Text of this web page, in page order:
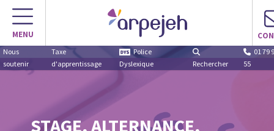
MENU
Nous
soutenir
Taxe
d'apprentissage
Police
Dyslexique
Rechercher
01 79
55
STAGE, ALTERNANCE,